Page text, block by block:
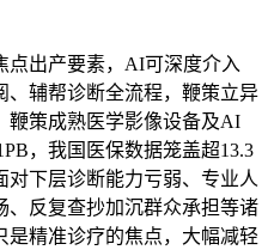
出产要素，AI可深度介入
、辅帮诊断全流程，鞭策立异
鞭策成熟医学影像设备及AI
，我国医保数据笼盖超13.3
下层诊断能力亏弱、专业人
、反复查抄加沉群众承担等诸
是精准诊疗的焦点，大幅减轻